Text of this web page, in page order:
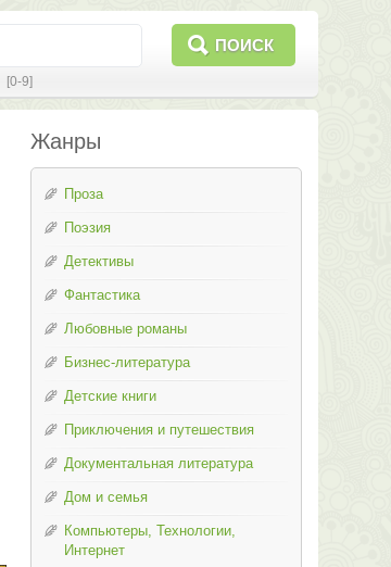
ПОИСК
[0-9]
Жанры
Проза
Поэзия
Детективы
Фантастика
Любовные романы
Бизнес-литература
Детские книги
Приключения и путешествия
Документальная литература
Дом и семья
Компьютеры, Технологии,
Интернет